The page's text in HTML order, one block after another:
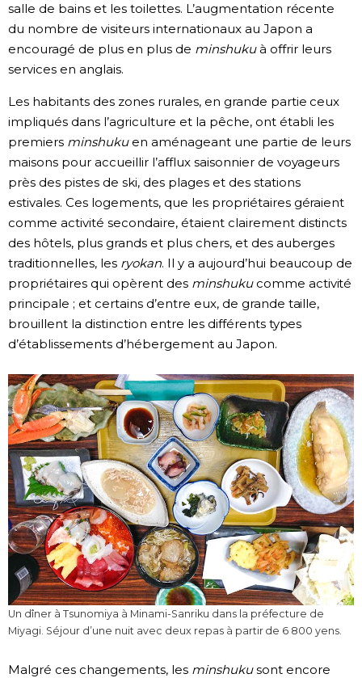
salle de bains et les toilettes. L’augmentation récente
du nombre de visiteurs internationaux au Japon a
encouragé de plus en plus de minshukuà offrir leurs
services en anglais.
Les habitants des zones rurales, en grande partie ceux
impliqués dans l’agriculture et la pêche, ont établi les
premiers minshukuen aménageant une partie de leurs
maisons pour accueillir l’afflux saisonnier de voyageurs
près des pistes de ski, des plages et des stations
estivales. Ces logements, que les propriétaires géraient
comme activité secondaire, étaient clairement distincts
des hôtels, plus grands et plus chers, et des auberges
traditionnelles, les ryokan. Il y a aujourd’hui beaucoup de
propriétaires qui opèrent des minshukucomme activité
principale ; et certains d’entre eux, de grande taille,
brouillent la distinction entre les différents types
d’établissements d’hébergement au Japon.
Un dîner à Tsunomiya à Minami-Sanriku dans la préfecture de
Miyagi. Séjour d’une nuit avec deux repas à partir de 6 800 yens.
Malgré ces changements, les minshukusont encore